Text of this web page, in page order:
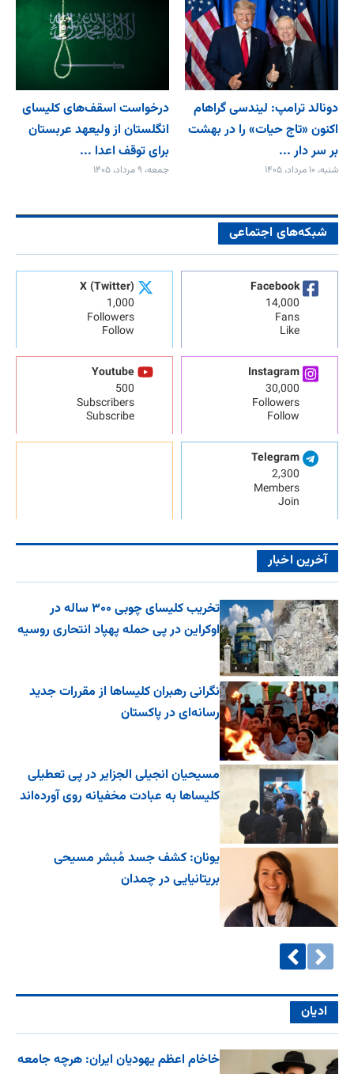
دونالد ترامپ: لیندسی گراهام
اکنون «تاج حیات» را در بهشت
بر سر دار ...
شنبه، ۱۰ مرداد، ۱۴۰۵
درخواست اسقف‌های کلیسای
انگلستان از ولیعهد عربستان
برای توقف اعدا ...
جمعه، ۹ مرداد، ۱۴۰۵
شبکه‌های اجتماعی
Facebook
14,000
Fans
Like
X (Twitter)
1,000
Followers
Follow
Instagram
30,000
Followers
Follow
Youtube
500
Subscribers
Subscribe
Telegram
2,300
Members
Join
آخرین اخبار
تخریب کلیسای چوبی ۳۰۰ ساله در
اوکراین در پی حمله پهپاد انتحاری روسیه
نگرانی رهبران کلیساها از مقررات جدید
رسانه‌ای در پاکستان
مسیحیان انجیلی الجزایر در پی تعطیلی
کلیساها به عبادت مخفیانه روی آورده‌اند
یونان: کشف جسد مُبشر مسیحی
بریتانیایی در چمدان
ادیان
خاخام اعظم یهودیان ایران: هرچه جامعه